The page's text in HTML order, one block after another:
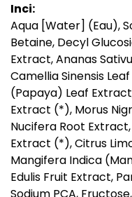
Inci:
Aqua [Water] (Eau),
Betaine, Decyl
Extract, Ananas
Camellia Sinensis
(Papaya) Leaf
Extract (*), Morus
Nucifera Root
Extract (*), Citrus
Mangifera Indica
Edulis Fruit Extract,